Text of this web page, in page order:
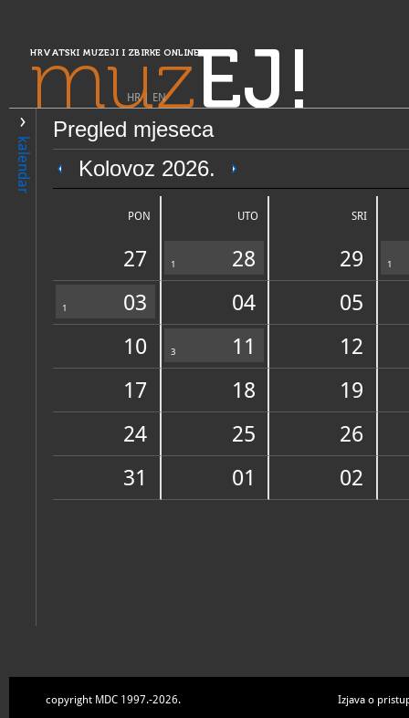
HRVATSKI MUZEJI I ZBIRKE ONLINE
muzEJ!
HR| EN
kalendar
Pregled mjeseca
Kolovoz 2026.
PON UTO SRI
27 1 28 29 1
1 03 04
05
10
3 11
12
17
18
19
24
25
26
31
01 02
PRETRAŽIVANJE
Središnja Hrvatska
Samoborski muzej
OPĆI PODACI
Zbirke
copyright MDC 1997.-2026. Izjava o